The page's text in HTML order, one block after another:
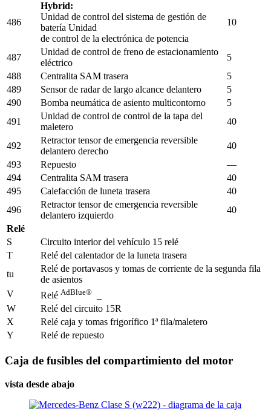
486
Hybrid:
Unidad de control del sistema de gestión de
batería Unidad
de control de la electrónica de potencia
10
487
Unidad de control de freno de estacionamiento
eléctrico
5
488
Centralita SAM trasera
5
489
Sensor de radar de largo alcance delantero
5
490
Bomba neumática de asiento multicontorno
5
491
Unidad de control de control de la tapa del
maletero
40
492
Retractor tensor de emergencia reversible
delantero derecho
40
493
Repuesto
—
494
Centralita SAM trasera
40
495
Calefacción de luneta trasera
40
496
Retractor tensor de emergencia reversible
delantero izquierdo
40
Relé
S
Circuito interior del vehículo 15 relé
T
Relé del calentador de la luneta trasera
tu
Relé de portavasos y tomas de corriente de la segunda fila
de asientos
V
Relé AdBlue®
W
Relé del circuito 15R
X
Relé caja y tomas frigorífico 1ª fila/maletero
Y
Relé de repuesto
Caja de fusibles del compartimiento del motor
vista desde abajo